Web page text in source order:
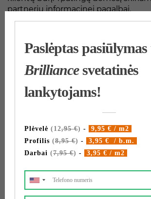
partnerių informacinei pagalbai.
Neįperkamą paverčiame prieinama.
technologijų propagavimas
Teirautis lubų kainos
Related